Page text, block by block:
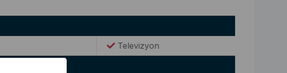
Televizyon